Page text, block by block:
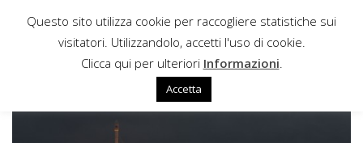
Sotto il contenuto
GRASSHOPPER
Questo sito utilizza cookie per raccogliere statistiche sui
visitatori. Utilizzandolo, accetti l'uso di cookie.
Clicca qui per ulteriori Informazioni
Accetta